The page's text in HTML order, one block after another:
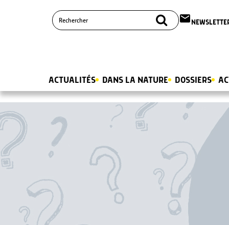
email
ACTUALITÉS DANS LA NATURE DOSSIERS